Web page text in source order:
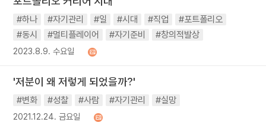
#하나 #자기관리 #일 #시대 #직업
#포트폴리오
#동시
#멀티플레이어 #자기준비 #창의적발상
2023.8.9. 수요일
'저분이 왜 저렇게 되었을까?'
#변화 #성찰 #사람 #자기관리 #실망
2021.12.24. 금요일